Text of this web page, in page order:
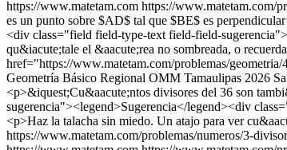
https://www.matetam.com https://www.matetam.com/
es un punto sobre $AD$ tal que $BE$ es
<div class="field field-type-text field-field-
qu&iacute;tale el &aacute;rea no sombreada, o
href="https://www.matetam.com/problemas/
Geometría Básico Regional OMM Tamaulipas 2026
<p>&iquest;Cu&aacute;ntos divisores del 36 son
sugerencia"><legend>Sugerencia</legend><div
<p>Haz la talacha sin miedo. Un atajo para ver
https://www.matetam.com/problemas/numeros/3-